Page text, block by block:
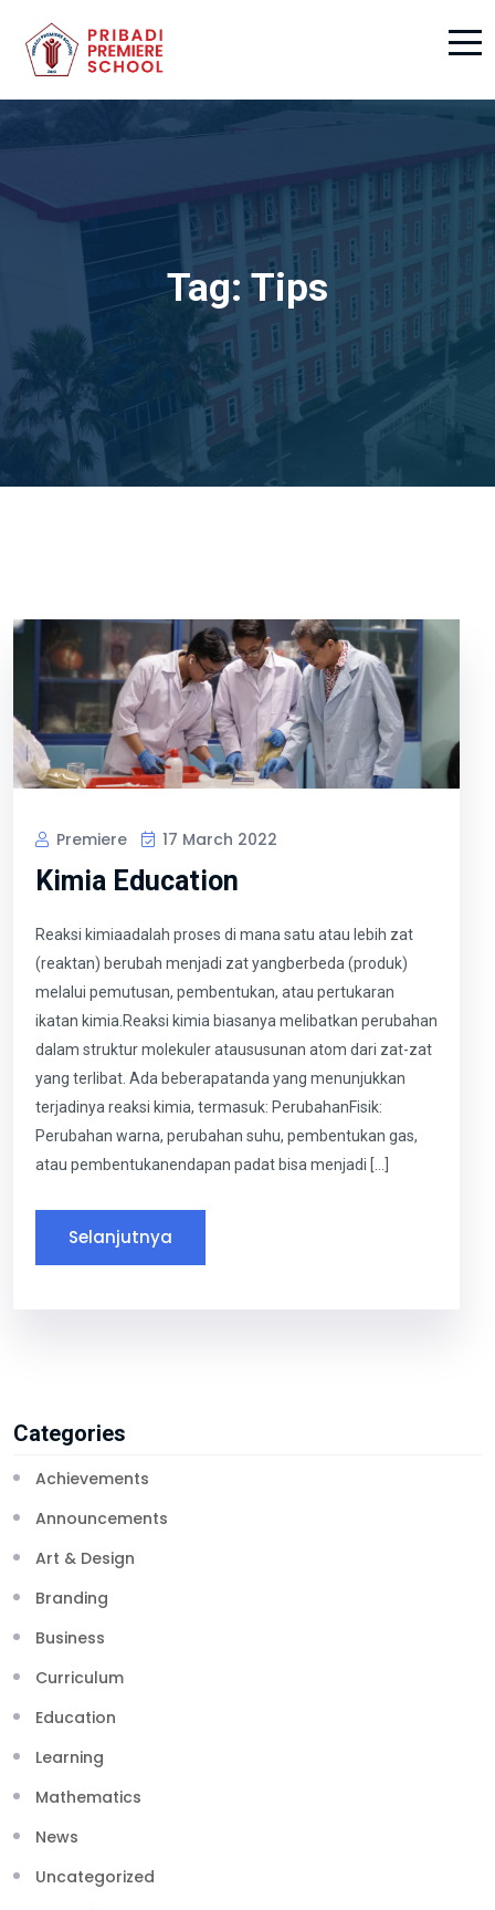
Tag:Tips
Premiere 17 March 2022
Kimia Education
Reaksi kimiaadalah proses di mana satu atau lebih zat
(reaktan) berubah menjadi zat yangberbeda (produk)
melalui pemutusan, pembentukan, atau pertukaran
ikatan kimia.Reaksi kimia biasanya melibatkan perubahan
dalam struktur molekuler ataususunan atom dari zat-zat
yang terlibat. Ada beberapatanda yang menunjukkan
terjadinya reaksi kimia, termasuk: PerubahanFisik:
Perubahan warna, perubahan suhu, pembentukan gas,
atau pembentukanendapan padat bisa menjadi […]
Selanjutnya
Categories
Achievements
Announcements
Art & Design
Branding
Business
Curriculum
Education
Learning
Mathematics
News
Uncategorized